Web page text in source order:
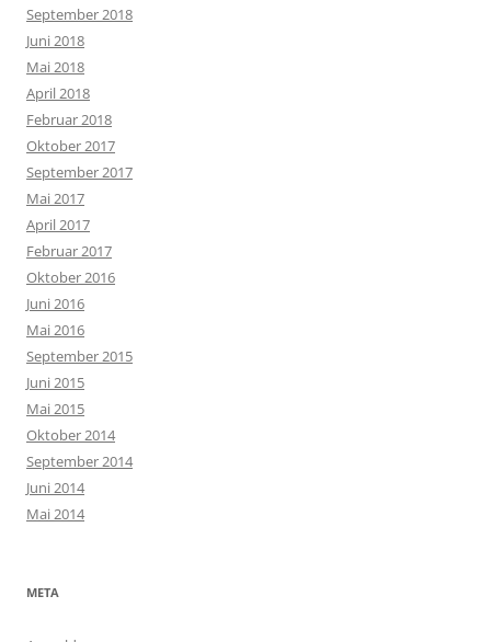
September 2018
Juni 2018
Mai 2018
April 2018
Februar 2018
Oktober 2017
September 2017
Mai 2017
April 2017
Februar 2017
Oktober 2016
Juni 2016
Mai 2016
September 2015
Juni 2015
Mai 2015
Oktober 2014
September 2014
Juni 2014
Mai 2014
META